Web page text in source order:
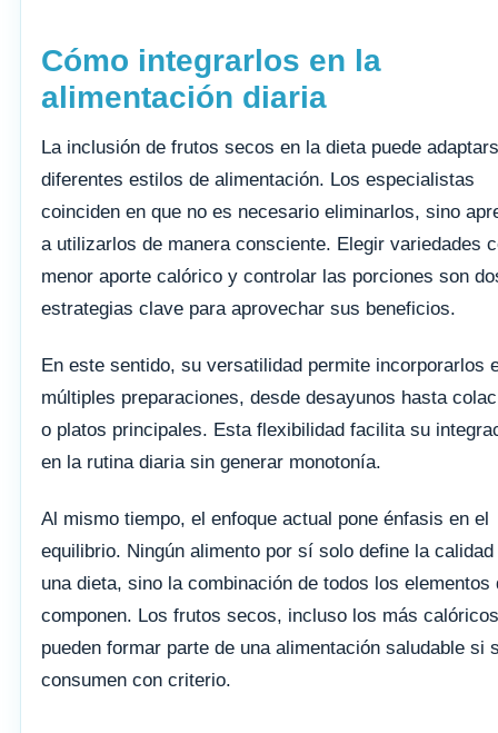
Cómo integrarlos en la
alimentación diaria
La inclusión de frutos secos en la dieta puede
diferentes estilos de alimentación. Los especialistas
coinciden en que no es necesario eliminarlos, sino
a utilizarlos de manera consciente. Elegir variedades
menor aporte calórico y controlar las porciones son
estrategias clave para aprovechar sus beneficios.
En este sentido, su versatilidad permite incorporarlos
múltiples preparaciones, desde desayunos hasta
o platos principales. Esta flexibilidad facilita su
en la rutina diaria sin generar monotonía.
Al mismo tiempo, el enfoque actual pone énfasis en el
equilibrio. Ningún alimento por sí solo define la calidad
una dieta, sino la combinación de todos los elementos
componen. Los frutos secos, incluso los más
pueden formar parte de una alimentación saludable si
consumen con criterio.